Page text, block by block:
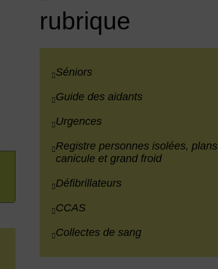
rubrique
Séniors
Guide des aidants
Urgences
Registre personnes isolées, plans
canicule et grand froid
Défibrillateurs
CCAS
Collectes de sang